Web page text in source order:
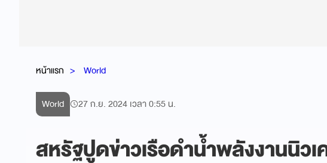
หน้าแรก World
World 27 ก.ย. 2024 เวลา 0:55 น.
สหรัฐปูดข่าวเรือดำน้ำพลังงานนิว